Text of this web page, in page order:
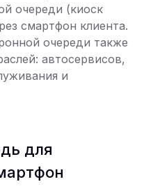
очереди (киоск
смартфон клиента.
очереди также
автосервисов,
и
для